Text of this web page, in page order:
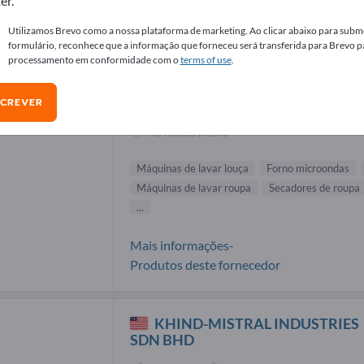
de Máquinas de lavar
No mundo inteiro
Máquinas de lavar louça Forno microondas
Máquinas de lavar roupa
Secadores de roupa
...
Mais informações-
Produtos deste fornecedor
KHIND-MISTRAL INDUSTRIES
SDN BHD
Utilizamos Brevo como a nossa plataforma de marketing. Ao clicar abaixo para
formulário, reconhece que a informação que forneceu será transferida para Brevo
processamento em conformidade com oterms of use.